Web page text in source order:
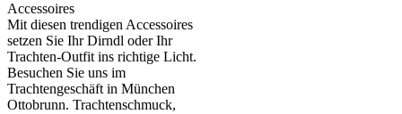
Accessoires
Mit diesen trendigen Accessoires
setzen Sie Ihr Dirndl oder Ihr
Trachten-Outfit ins richtige Licht.
Besuchen Sie uns im
Trachtengeschäft in München
Ottobrunn. Trachtenschmuck,